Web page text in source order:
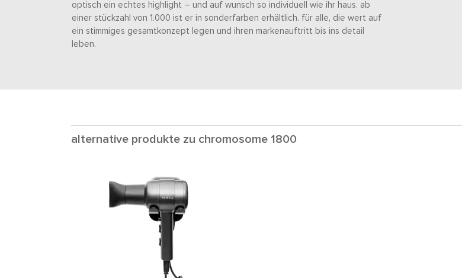
optisch ein echtes highlight – und auf wunsch so individuell wie ihr haus. ab
einer stückzahl von 1.000 ist er in sonderfarben erhältlich. für alle, die wert auf
ein stimmiges gesamtkonzept legen und ihren markenauftritt bis ins detail
leben.
alternative produkte zu chromosome 1800